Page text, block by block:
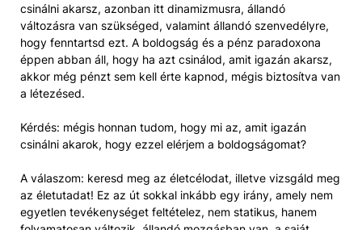
csinálni akarsz, azonban itt dinamizmusra, állandó
változásra van szükséged, valamint állandó szenvedélyre,
hogy fenntartsd ezt. A boldogság és a pénz paradoxona
éppen abban áll, hogy ha azt csinálod, amit igazán akarsz,
akkor még pénzt sem kell érte kapnod, mégis biztosítva van
a létezésed.
Kérdés: mégis honnan tudom, hogy mi az, amit igazán
csinálni akarok, hogy ezzel elérjem a boldogságomat?
A válaszom: keresd meg az életcélodat, illetve vizsgáld meg
az életutadat! Ez az út sokkal inkább egy irány, amely nem
egyetlen tevékenységet feltételez, nem statikus, hanem